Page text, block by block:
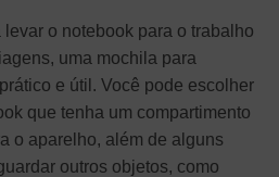
o notebook para o trabalho
uma mochila para
e útil. Você pode escolher
que tenha um compartimento
o aparelho, além de alguns
outros objetos, como